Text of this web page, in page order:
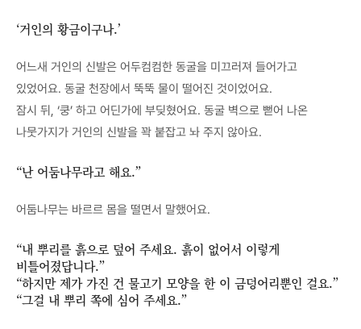
‘거인의 황금이구나.’
어느새 거인의 신발은 어두컴컴한 동굴을 미끄러져 들어가고
있었어요. 동굴 천장에서 뚝뚝 물이 떨어진 것이었어요.
잠시 뒤, ‘쿵’ 하고 어딘가에 부딪혔어요. 동굴 벽으로 뻗어 나온
나뭇가지가 거인의 신발을 꽉 붙잡고 놔 주지 않아요.
“난 어둠나무라고 해요.”
어둠나무는 바르르 몸을 떨면서 말했어요.
“내 뿌리를 흙으로 덮어 주세요. 흙이 없어서 이렇게
비틀어졌답니다.”
“하지만 제가 가진 건 물고기 모양을 한 이 금덩어리뿐인 걸요.”
“그걸 내 뿌리 쪽에 심어 주세요.”